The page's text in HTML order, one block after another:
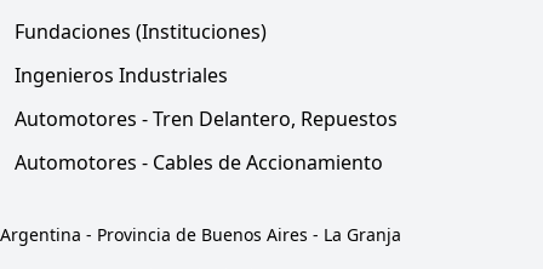
Fundaciones (Instituciones)
Ingenieros Industriales
Automotores - Tren Delantero, Repuestos
Automotores - Cables de Accionamiento
Argentina - Provincia de Buenos Aires - La Granja